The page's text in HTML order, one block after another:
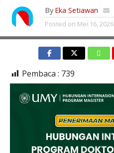
By Eka Setiawan
Posted on Mei 16, 2026
Pembaca : 739